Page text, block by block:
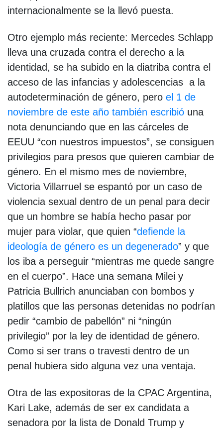
internacionalmente se la llevó puesta.
Otro ejemplo más reciente: Mercedes Schlapp
lleva una cruzada contra el derecho a la
identidad, se ha subido en la diatriba contra el
acceso de las infancias y adolescencias a la
autodeterminación de género, pero el 1 de
noviembre de este año también escribió una
nota denunciando que en las cárceles de
EEUU “con nuestros impuestos”, se consiguen
privilegios para presos que quieren cambiar de
género. En el mismo mes de noviembre,
Victoria Villarruel se espantó por un caso de
violencia sexual dentro de un penal para decir
que un hombre se había hecho pasar por
mujer para violar, que quien “defiende la
ideología de género es un degenerado” y que
los iba a perseguir “mientras me quede sangre
en el cuerpo”. Hace una semana Milei y
Patricia Bullrich anunciaban con bombos y
platillos que las personas detenidas no podrían
pedir “cambio de pabellón” ni “ningún
privilegio” por la ley de identidad de género.
Como si ser trans o travesti dentro de un
penal hubiera sido alguna vez una ventaja.
Otra de las expositoras de la CPAC Argentina,
Kari Lake, además de ser ex candidata a
senadora por la lista de Donald Trump y